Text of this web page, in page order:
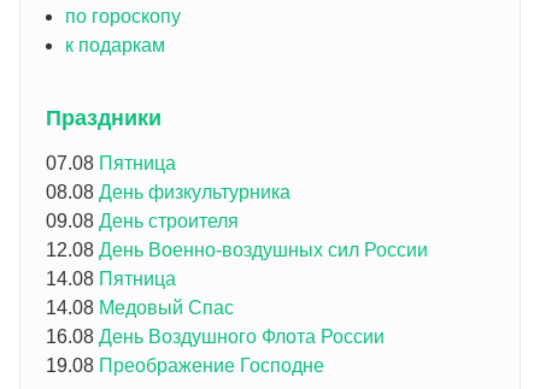
по гороскопу
к подаркам
Праздники
07.08 Пятница
08.08 День физкультурника
09.08 День строителя
12.08 День Военно-воздушных сил России
14.08 Пятница
14.08 Медовый Спас
16.08 День Воздушного Флота России
19.08 Преображение Господне